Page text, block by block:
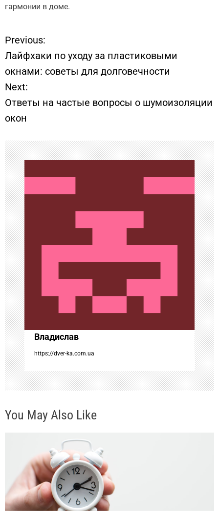
гармонии в доме.
Н
а
в
и
г
а
ц
и
я
п
о
з
а
п
и
с
я
Previous:
Лайфхаки по уходу за пластиковыми
окнами: советы для долговечности
Next:
Ответы на частые вопросы о шумоизоляции
окон
Владислав
https://dver-ka.com.ua
You May Also Like